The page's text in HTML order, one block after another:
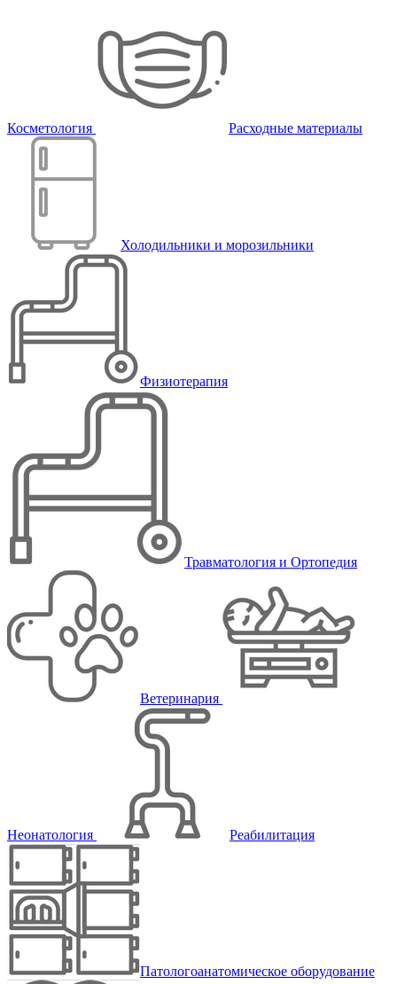
Косметология Расходные материалы
Холодильники и морозильники
Физиотерапия
Травматология и Ортопедия
Ветеринария
Неонатология Реабилитация
Патологоанатомическое оборудование